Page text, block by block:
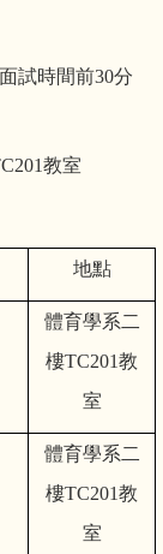
試時間前30分
教室
地點
體育學系二
樓TC201教
室
體育學系二
樓TC201教
室